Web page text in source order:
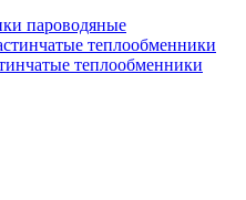
пароводяные
теплообменники
теплообменники